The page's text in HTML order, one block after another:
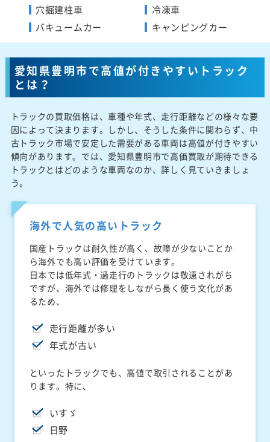
穴掘建柱車
バキュームカー
冷凍車
キャンピングカー
愛知県豊明市で高値が付きやすいトラック
とは？
トラックの買取価格は、車種や年式、走行距離などの様々な要
因によって決まります。しかし、そうした条件に関わらず、中
古トラック市場で安定した需要がある車両は高値が付きやすい
傾向があります。では、愛知県豊明市で高価買取が期待できる
トラックとはどのような車両なのか、詳しく見ていきましょ
う。
海外で人気の高いトラック
国産トラックは耐久性が高く、故障が少ないことか
ら海外でも高い評価を受けています。
日本では低年式・過走行のトラックは敬遠されがち
ですが、海外では修理をしながら長く使う文化があ
るため、
走行距離が多い
年式が古い
といったトラックでも、高値で取引されることがあ
ります。特に、
いすゞ
日野